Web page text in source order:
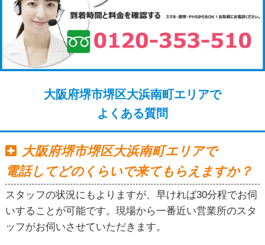
大阪府堺市堺区大浜南町エリアで
よくある質問
大阪府堺市堺区大浜南町エリアで
電話してどのくらいで来てもらえますか？
スタッフの状況にもよりますが、早ければ30分程でお伺
いすることが可能です。現場から一番近い営業所のスタ
ッフがお伺いさせていただきます。